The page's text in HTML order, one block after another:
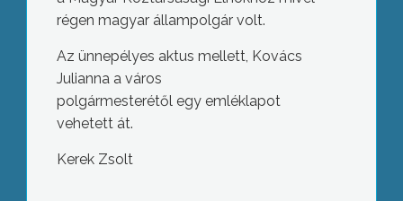
régen magyar állampolgár volt.
Az ünnepélyes aktus mellett, Kovács
Julianna a város
polgármesterétől egy emléklapot
vehetett át.
Kerek Zsolt